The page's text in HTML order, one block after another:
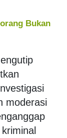
Bukan
moderasi